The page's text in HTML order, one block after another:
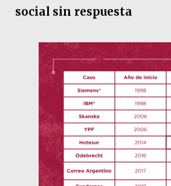
social sin respuesta